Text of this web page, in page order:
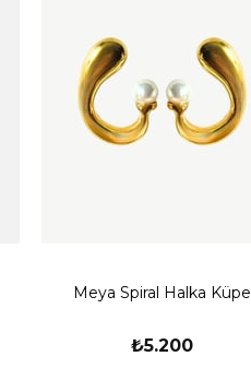
Meya Spiral Halka Küpe
₺5.200